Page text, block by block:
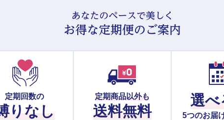
あなたのペースで美しく
お得な定期便のご案内
定期回数の
りなし
定期商品以外も
送料無料
選べ
5つのお届